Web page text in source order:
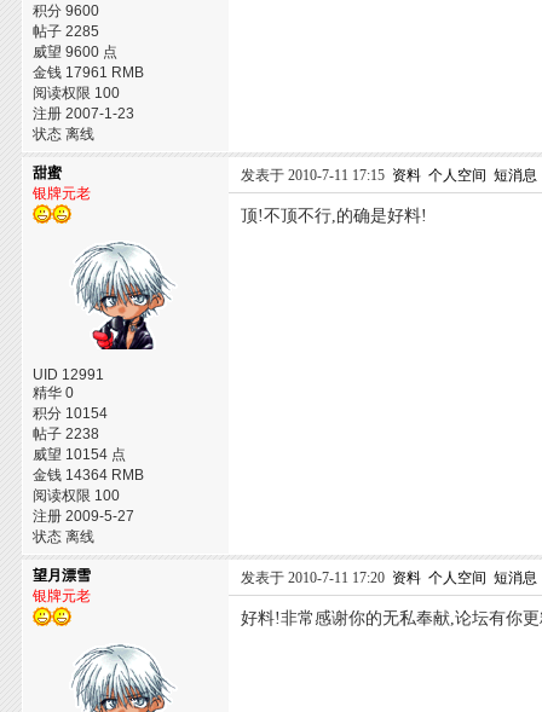
积分 9600
帖子 2285
威望 9600 点
金钱 17961 RMB
阅读权限 100
注册 2007-1-23
状态 离线
甜蜜
银牌元老
UID 12991
精华 0
积分 10154
帖子 2238
威望 10154 点
金钱 14364 RMB
阅读权限 100
注册 2009-5-27
状态 离线
发表于 2010-7-11 17:15 资料 个人空间 短消息
顶!不顶不行,的确是好料!
望月漂雪
银牌元老
发表于 2010-7-11 17:20 资料 个人空间 短消息
好料!非常感谢你的无私奉献,论坛有你